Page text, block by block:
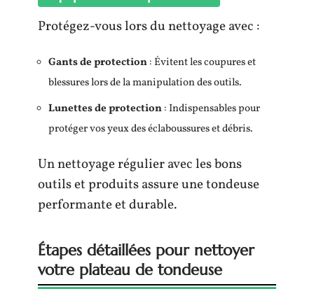
Protégez-vous lors du nettoyage avec :
Gants de protection: Évitent les coupures et
blessures lors de la manipulation des outils.
Lunettes de protection: Indispensables pour
protéger vos yeux des éclaboussures et débris.
Un nettoyage régulier avec les bons
outils et produits assure une tondeuse
performante et durable.
Étapes détaillées pour nettoyer
votre plateau de tondeuse